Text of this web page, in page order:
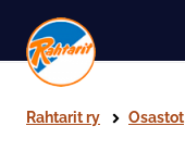
Siirry sivun sisältöön
Rahtarit ry Osastot